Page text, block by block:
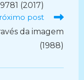
(2017)
post
da imagem
(1988)